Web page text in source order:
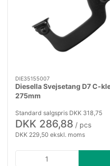
DIE35155007
Diesella Svejsetang D7 C-
275mm
Standard salgspris DKK 318,75
DKK 286,88 / pcs
DKK 229,50 ekskl. moms